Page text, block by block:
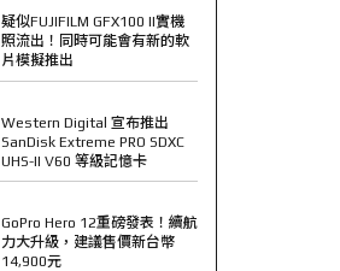
疑似FUJIFILM GFX100 II實機
照流出！同時可能會有新的軟
片模擬推出
Western Digital 宣布推出
SanDisk Extreme PRO SDXC
UHS-II V60 等級記憶卡
GoPro Hero 12重磅發表！續航
力大升級，建議售價新台幣
14,900元